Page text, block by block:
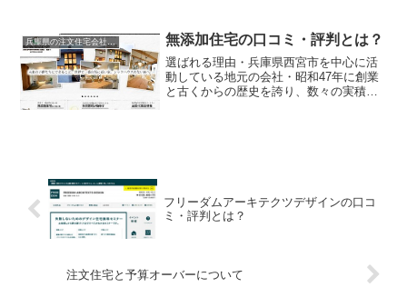
対応ユアーズホームの特徴についてユア
ーズホームの口コミを評判に...
兵庫県の注文住宅会社の口コミと評判 無添加住宅の口コミ・評判とは？
選ばれる理由・兵庫県西宮市を中心に活
動している地元の会社・昭和47年に創業
と古くからの歴史を誇り、数々の実積が
フリーダムアーキテクツデザインの口コ
ミ・評判とは？
注文住宅と予算オーバーについて